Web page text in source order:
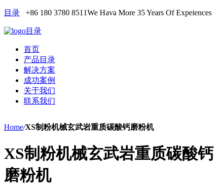
目录 +86 180 3780 8511We Hava More 35 Years Of Expeiences
目录
首页
产品目录
解决方案
成功案例
关于我们
联系我们
Home/XS制粉机械玄武岩重质碳酸钙磨粉机
XS制粉机械玄武岩重质碳酸钙
磨粉机